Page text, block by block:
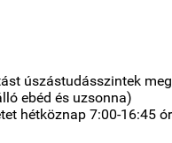
úszástudásszintek
ebéd és uzsonna)
hétköznap 7:00-16:45